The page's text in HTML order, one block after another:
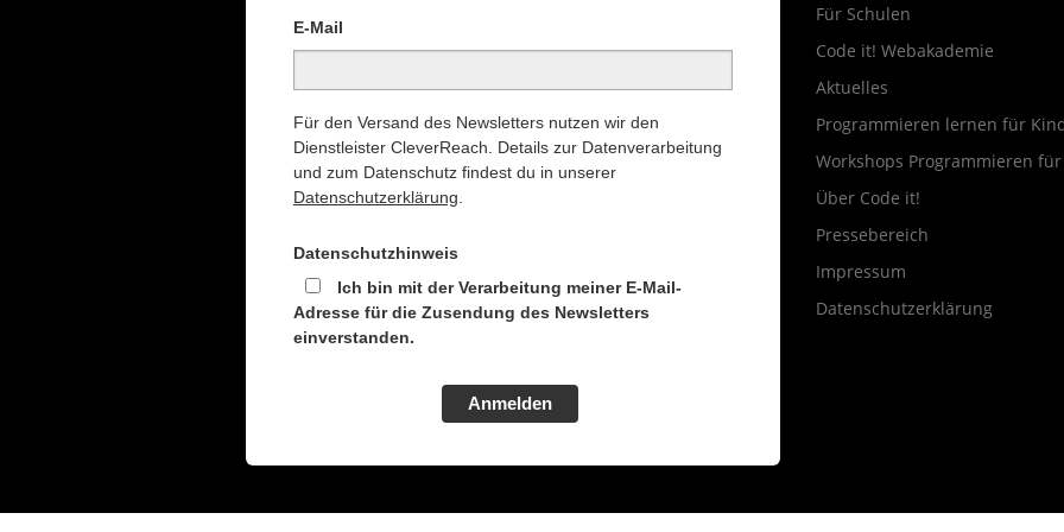
E-Mail
Für den Versand des Newsletters nutzen wir den
Dienstleister CleverReach. Details zur Datenverarbeitung
und zum Datenschutz findest du in unserer
Datenschutzerklärung.
Datenschutzhinweis
Ich bin mit der Verarbeitung meiner E-Mail-
Adresse für die Zusendung des Newsletters
einverstanden.
Anmelden
Für Schulen
Code it! Webakademie
Aktuelles
Programmieren lernen für
Workshops Programmieren
Über Code it!
Pressebereich
Impressum
Datenschutzerklärung